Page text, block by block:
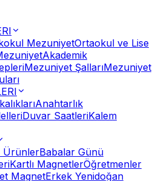
MezuniyetOrtaokul ve Lise
Akademik
Mezuniyet ŞallarıMezuniyet
Anahtarlık
Duvar SaatleriKalem
ÜrünlerBabalar Günü
Kartlı MagnetlerÖğretmenler
MagnetErkek Yenidoğan